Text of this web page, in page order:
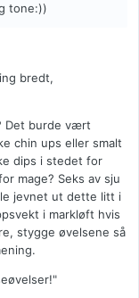
tone:))
bredt,
Det burde vært
chin ups eller smalt
dips i stedet for
mage? Seks av sju
jevnet ut dette litt i
i markløft hvis
stygge øvelsene så